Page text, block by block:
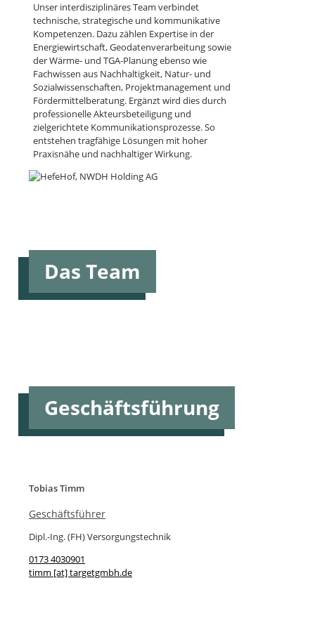
Unser interdisziplinäres Team verbindet
technische, strategische und kommunikative
Kompetenzen. Dazu zählen Expertise in der
Energiewirtschaft, Geodatenverarbeitung sowie
der Wärme- und TGA-Planung ebenso wie
Fachwissen aus Nachhaltigkeit, Natur- und
Sozialwissenschaften, Projektmanagement und
Fördermittelberatung. Ergänzt wird dies durch
professionelle Akteursbeteiligung und
zielgerichtete Kommunikationsprozesse. So
entstehen tragfähige Lösungen mit hoher
Praxisnähe und nachhaltiger Wirkung.
Das Team
Geschäftsführung
Tobias Timm
Geschäftsführer
Dipl.-Ing. (FH) Versorgungstechnik
0173 4030901
timm [at] targetgmbh.de